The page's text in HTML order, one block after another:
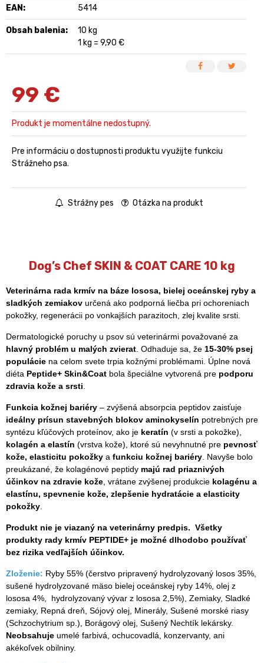
EAN: 5414
Obsah balenia:
10 kg
1 kg = 9,90 €
99 €
Produkt je momentálne nedostupný.
Pre informáciu o dostupnosti produktu využijte funkciu
Strážneho psa.
Strážny pes Otázka na produkt
Dog’s Chef SKIN & COAT CARE 10 kg
Veterinárna rada krmív na báze lososa, bielej oceánskej ryby a
sladkých zemiakov určená ako podporná liečba pri ochoreniach
pokožky, regenerácii po vonkajších parazitoch, zlej kvalite srsti.
Dermatologické poruchy u psov sú veterinármi považované za
hlavný problém u malých zvierat . Odhaduje sa, že 15-30% psej
populácie na celom svete trpia kožnými problémami. Úplne nová
diéta Peptide+ Skin&Coat bola špeciálne vytvorená pre podporu
zdravia kože a srsti
Funkcia kožnej bariéry – zvýšená absorpcia peptidov zaisťuje
ideálny prísun stavebných blokov aminokyselín potrebných pre
syntézu kľúčových proteínov, ako je keratín (v srsti a pokožke),
kolagén a elastín (vrstva kože), ktoré sú nevyhnutné pre pevnosť
kože, elasticitu pokožky a funkciu kožnej bariéry . Navyše bolo
preukázané, že kolagénové peptidy majú rad priaznivých
účinkov na zdravie kože , vrátane zvýšenej produkcie kolagénu a
elastínu, spevnenie kože, zlepšenie hydratácie a elasticity
pokožky
Produkt nie je viazaný na veterinárny predpis. Všetky
produkty rady krmív PEPTIDE+ je možné dlhodobo používať
bez rizika vedľajších účinkov.
Zloženie: Ryby 55% (čerstvo pripravený hydrolyzovaný losos 35%,
sušené hydrolyzované mäso bielej oceánskej ryby 14%, olej z
lososa 4%, hydrolyzovaný vývar z lososa 2,5%), Zemiaky, Sladké
zemiaky, Repná dreň, Sójový olej, Minerály, Sušené morské riasy
(Schzochytrium sp.), Borágový olej, Sušený Nechtík lekársky.
Neobsahuje umelé farbivá, ochucovadlá, konzervanty, ani
akékoľvek obilniny.